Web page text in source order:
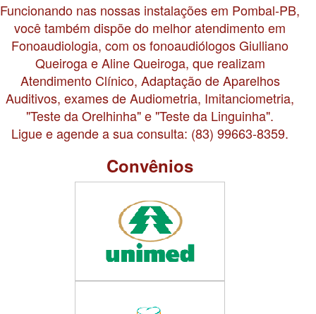
Funcionando nas nossas instalações em Pombal-PB,
você também dispõe do melhor atendimento em
Fonoaudiologia, com os fonoaudiólogos Giulliano
Queiroga e Aline Queiroga, que realizam
Atendimento Clínico, Adaptação de Aparelhos
Auditivos, exames de Audiometria, Imitanciometria,
"Teste da Orelhinha" e "Teste da Linguinha".
Ligue e agende a sua consulta: (83) 99663-8359.
Convênios